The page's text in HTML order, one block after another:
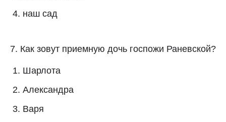
наш сад
7. Как зовут приемную дочь госпожи Раневской?
Шарлота
Александра
Варя